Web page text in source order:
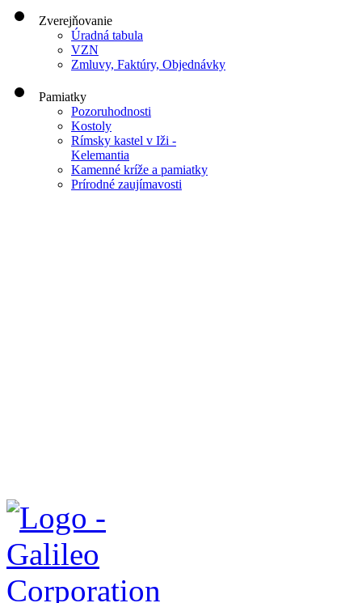
Zverejňovanie
Úradná tabula
VZN
Zmluvy, Faktúry, Objednávky
Pamiatky
Pozoruhodnosti
Kostoly
Rímsky kastel v Iži -
Kelemantia
Kamenné kríže a pamiatky
Prírodné zaujímavosti